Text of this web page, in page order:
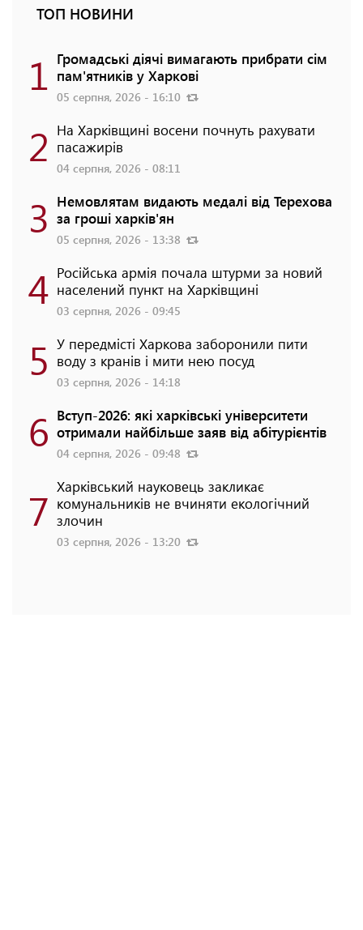
ТОП НОВИНИ
1 Громадські діячі вимагають прибрати сім
пам'ятників у Харкові
05 серпня, 2026 - 16:10
2 На Харківщині восени почнуть рахувати
пасажирів
04 серпня, 2026 - 08:11
3 Немовлятам видають медалі від Терехова
за гроші харків'ян
05 серпня, 2026 - 13:38
4 Російська армія почала штурми за новий
населений пункт на Харківщині
03 серпня, 2026 - 09:45
5 У передмісті Харкова заборонили пити
воду з кранів і мити нею посуд
03 серпня, 2026 - 14:18
6 Вступ-2026: які харківські університети
отримали найбільше заяв від абітурієнтів
04 серпня, 2026 - 09:48
7 Харківський науковець закликає
комунальників не вчиняти екологічний
злочин
03 серпня, 2026 - 13:20